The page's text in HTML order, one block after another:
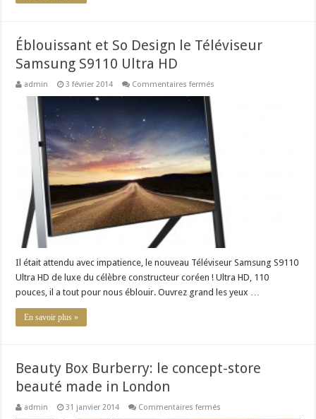
Éblouissant et So Design le Téléviseur
Samsung S9110 Ultra HD
admin 3 février 2014 Commentaires fermés
Téléviseur
Samsung
S9110
Ultra
HD
Il était attendu avec impatience, le nouveau Téléviseur Samsung S9110
Ultra HD de luxe du célèbre constructeur coréen ! Ultra HD, 110
pouces, il a tout pour nous éblouir. Ouvrez grand les yeux …
En savoir plus »
Beauty Box Burberry: le concept-store
beauté made in London
admin 31 janvier 2014 Commentaires fermés